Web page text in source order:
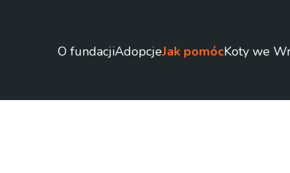
O fundacjiAdopcjeJak pomócKoty we